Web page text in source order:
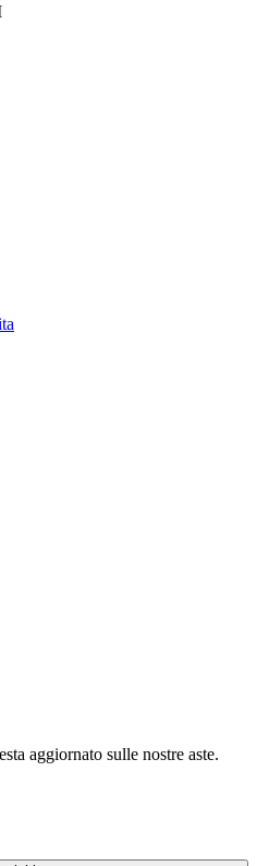
aggiornato sulle nostre aste.